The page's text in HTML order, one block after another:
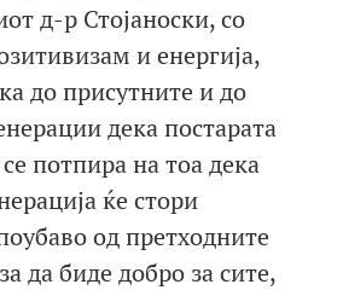
д-р Стојаноски, со
и енергија,
до присутните и до
дека постарата
потпира на тоа дека
ќе стори
од претходните
да биде добро за сите,